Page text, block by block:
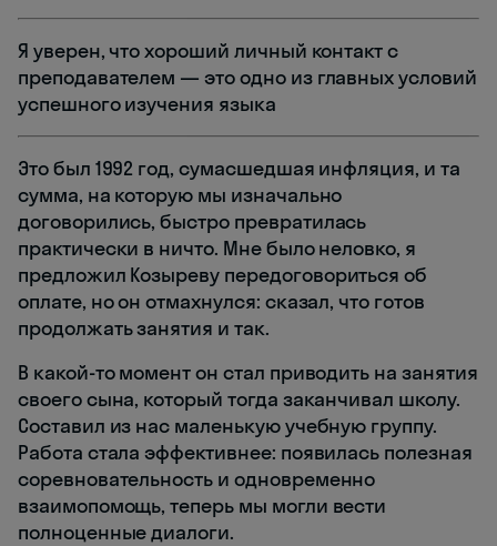
Я уверен, что хороший личный контакт с
преподавателем — это одно из главных условий
успешного изучения языка
Это был 1992 год, сумасшедшая инфляция, и та
сумма, на которую мы изначально
договорились, быстро превратилась
практически в ничто. Мне было неловко, я
предложил Козыреву передоговориться об
оплате, но он отмахнулся: сказал, что готов
продолжать занятия и так.
В какой-то момент он стал приводить на занятия
своего сына, который тогда заканчивал школу.
Составил из нас маленькую учебную группу.
Работа стала эффективнее: появилась полезная
соревновательность и одновременно
взаимопомощь, теперь мы могли вести
полноценные диалоги.